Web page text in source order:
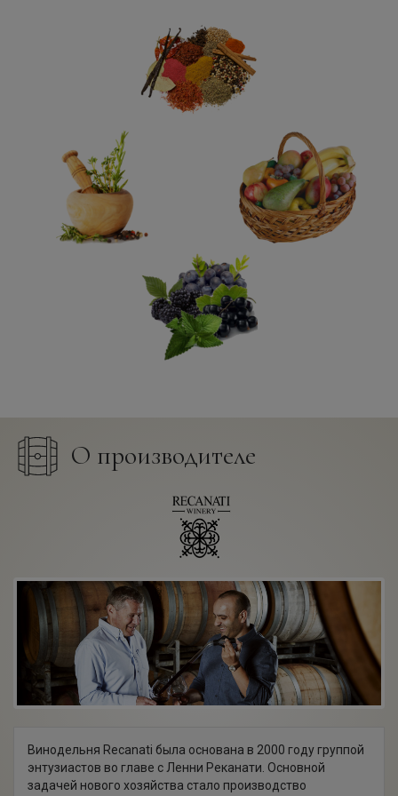
О производителе
Винодельня Recanati была основана в 2000 году группой
энтузиастов во главе с Ленни Реканати. Основной
задачей нового хозяйства стало производство